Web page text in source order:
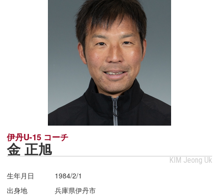
伊丹U-15 コーチ
金 正旭
KIM Jeong Uk
生年月日
1984/2/1
出身地
兵庫県伊丹市